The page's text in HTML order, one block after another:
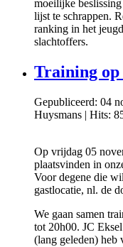
moeilijke
lijst te schrappen.
ranking in het
slachtoffers.
Training
Gepubliceerd: 04
Huysmans | Hits:
Op vrijdag 05
plaatsvinden in
Voor degene die
gastlocatie, nl. de
We gaan samen
tot 20h00. JC
(lang geleden) heb